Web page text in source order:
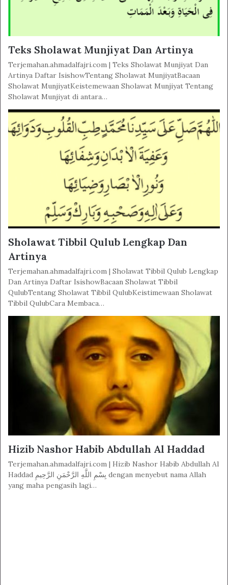
Teks Sholawat Munjiyat Dan Artinya
Terjemahan.ahmadalfajri.com | Teks Sholawat Munjiyat Dan
Artinya Daftar IsishowTentang Sholawat MunjiyatBacaan
Sholawat MunjiyatKeistemewaan Sholawat Munjiyat Tentang
Sholawat Munjiyat di antara…
Sholawat Tibbil Qulub Lengkap Dan
Artinya
Terjemahan.ahmadalfajri.com | Sholawat Tibbil Qulub Lengkap
Dan Artinya Daftar IsishowBacaan Sholawat Tibbil
QulubTentang Sholawat Tibbil QulubKeistimewaan Sholawat
Tibbil QulubCara Membaca…
Hizib Nashor Habib Abdullah Al Haddad
Terjemahan.ahmadalfajri.com | Hizib Nashor Habib Abdullah Al
Haddad بِسْمِ اللَّهِ الرَّحْمَنِ الرَّحِيمِ dengan menyebut nama Allah
yang maha pengasih lagi…